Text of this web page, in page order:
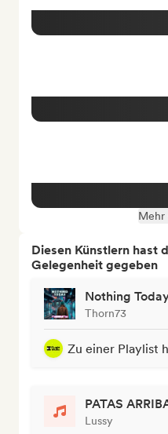
Mehr
Diesen Künstlern hast
Gelegenheit gegeben
Nothing
Thorn73
Zu einer Playlist
PATAS
Lussy